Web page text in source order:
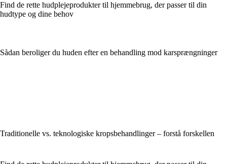
Find de rette hudplejeprodukter til hjemmebrug, der passer til din
hudtype og dine behov
Sådan beroliger du huden efter en behandling mod karsprængninger
Traditionelle vs. teknologiske kropsbehandlinger – forstå forskellen